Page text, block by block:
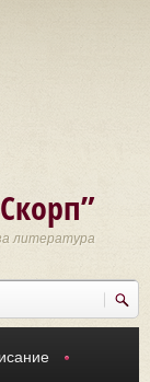
литература